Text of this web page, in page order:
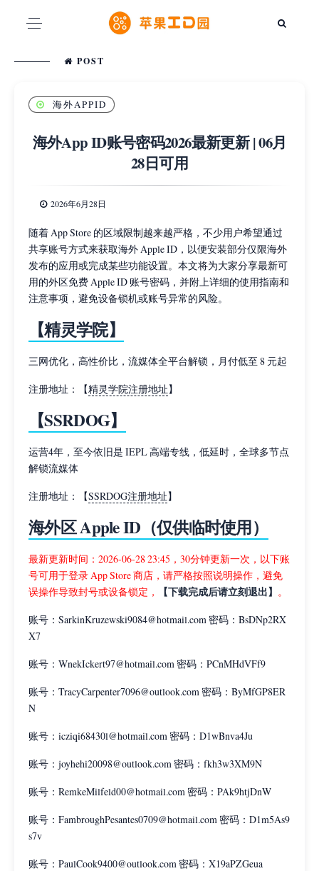
POST
海外APPID
海外App ID账号密码2026最新更新 | 06月
28日可用
2026年6月28日
随着 App Store 的区域限制越来越严格，不少用户希望通过
共享账号方式来获取海外 Apple ID，以便安装部分仅限海外
发布的应用或完成某些功能设置。本文将为大家分享最新可
用的外区免费 Apple ID 账号密码，并附上详细的使用指南和
注意事项，避免设备锁机或账号异常的风险。
【精灵学院】
三网优化，高性价比，流媒体全平台解锁，月付低至 8 元起
注册地址：【精灵学院注册地址】
【SSRDOG】
运营4年，至今依旧是 IEPL 高端专线，低延时，全球多节点
解锁流媒体
注册地址：【SSRDOG注册地址】
海外区 Apple ID（仅供临时使用）
最新更新时间：2026-06-28 23:45，30分钟更新一次，以下账
号可用于登录 App Store 商店，请严格按照说明操作，避免
误操作导致封号或设备锁定，
【下载完成后请立刻退出】 。
账号：SarkinKruzewski9084@hotmail.com 密码：BsDNp2RX
X7
账号：WnekIckert97@hotmail.com 密码：PCnMHdVFf9
账号：TracyCarpenter7096@outlook.com 密码：ByMfGP8ER
N
账号：icziqi68430l@hotmail.com 密码：D1wBnva4Ju
账号：joyhehi20098@outlook.com 密码：fkh3w3XM9N
账号：RemkeMilfeld00@hotmail.com 密码：PAk9htjDnW
账号：FambroughPesantes0709@hotmail.com 密码：D1m5As9
s7v
账号：PaulCook9400@outlook.com 密码：X19aPZGeua